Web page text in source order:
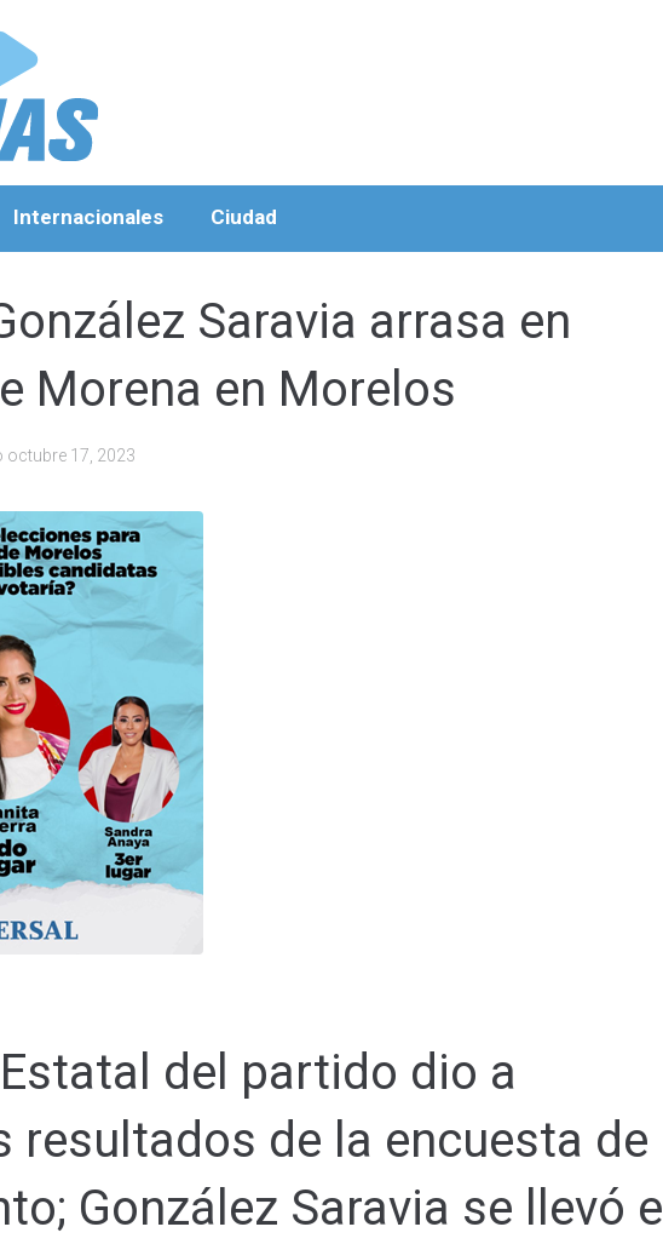
Internacionales Ciudad
Saravia arrasa en
Morena en Morelos
octubre 17, 2023
del partido dio a
resultados de la encuesta de
González Saravia se llevó el